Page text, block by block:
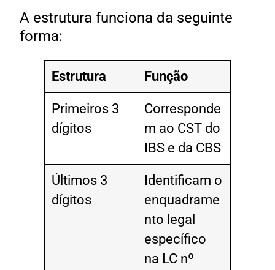
A estrutura funciona da seguinte
forma:
Estrutura Função
Primeiros 3
dígitos
Corresponde
m ao CST do
IBS e da CBS
Últimos 3
dígitos
Identificam o
enquadrame
nto legal
específico
na LC nº